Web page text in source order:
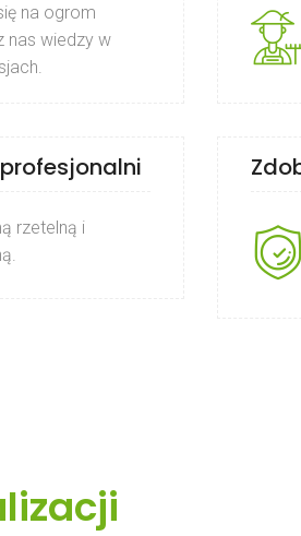
na ogrom
nas wiedzy w
rzetelną i